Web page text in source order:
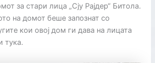
за стари лица „Сју Рајдер“ Битола.
на домот беше запознат со
кои овој дом ги дава на лицата
тука.